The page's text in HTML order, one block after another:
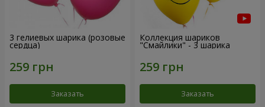
3 гелиевых шарика (розовые
сердца)
Заказать
Коллекция шариков
"Смайлики" - 3 шарика
Заказать